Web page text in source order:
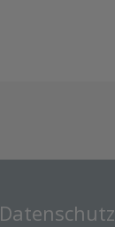
Datenschutz